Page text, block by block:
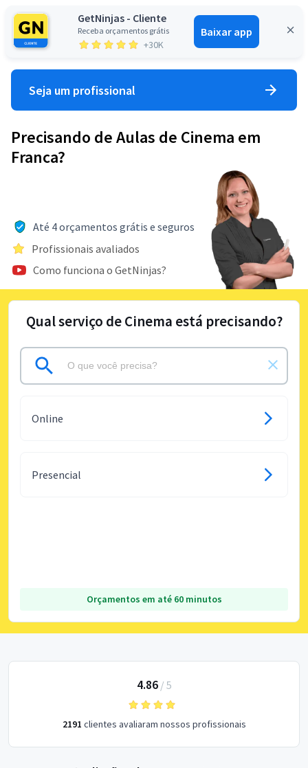
GetNinjas - Cliente
Receba orçamentos grátis
+30K
Baixar app
Entrar
Seja um profissional
Precisando de Aulas de Cinema em
Franca?
Até 4 orçamentos grátis e seguros
Profissionais avaliados
Como funciona o GetNinjas?
Qual serviço de Cinema está precisando?
Online
Presencial
Orçamentos em até 60 minutos
4.86/ 5
2191 clientes avaliaram nossos profissionais